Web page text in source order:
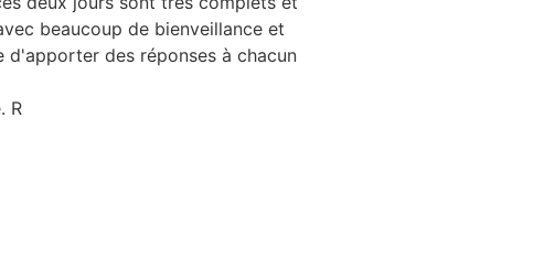
beaucoup de bienveillance et
d'apporter des réponses à chacun
R